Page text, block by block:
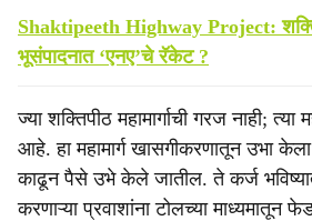
Shaktipeeth Highway Project:
भूसंपादनात ‘एनए’चे रॅकेट ?
ज्या शक्तिपीठ महामार्गाची गरज नाही; त्या
आहे. हा महामार्ग खासगीकरणातून उभा
काढून पैसे उभे केले जातील. ते कर्ज भविष्यात
करणाऱ्या प्रवाशांना टोलच्या